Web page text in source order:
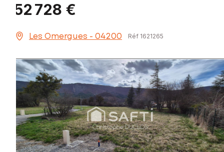
52 728 €
Les Omergues - 04200 Réf 1621265